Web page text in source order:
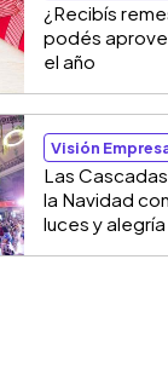
¿Recibís
podés
el año
Visión
Las
la Navidad
luces y alegría